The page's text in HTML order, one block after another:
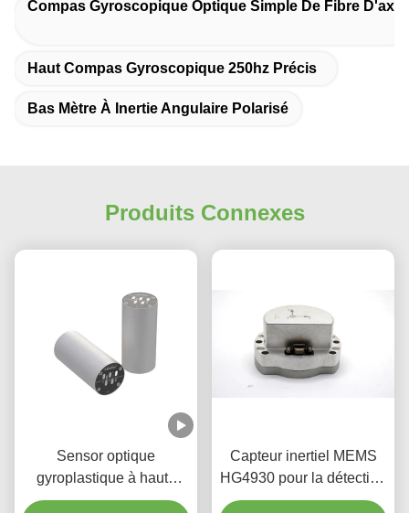
Compas Gyroscopique Optique Simple De Fibre D'axe
Haut Compas Gyroscopique 250hz Précis
Bas Mètre À Inertie Angulaire Polarisé
Produits Connexes
Sensor optique
gyroplastique à haute
précision à faible niveau
Capteur inertiel MEMS
HG4930 pour la détection
précise de l'orientation et